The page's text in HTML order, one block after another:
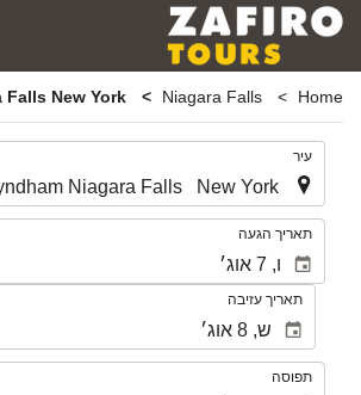
Home
Niagara Falls
עיר
תאריך הגעה
תאריך עזיבה
תפוסה
תפוסה